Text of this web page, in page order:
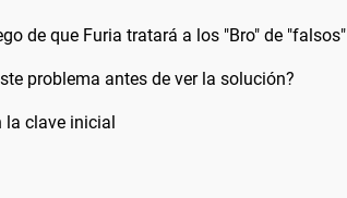
de que Furia tratará a los "Bro" de "falsos"
problema antes de ver la solución?
la clave inicial